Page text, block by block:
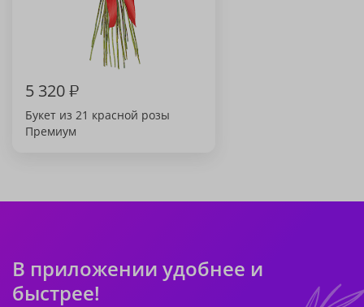
5 320₽
Букет из 21 красной розы
Премиум
В приложении удобнее и
быстрее!